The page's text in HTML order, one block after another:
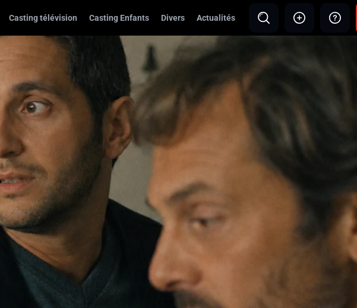
Casting télévision Casting Enfants Divers Actualités